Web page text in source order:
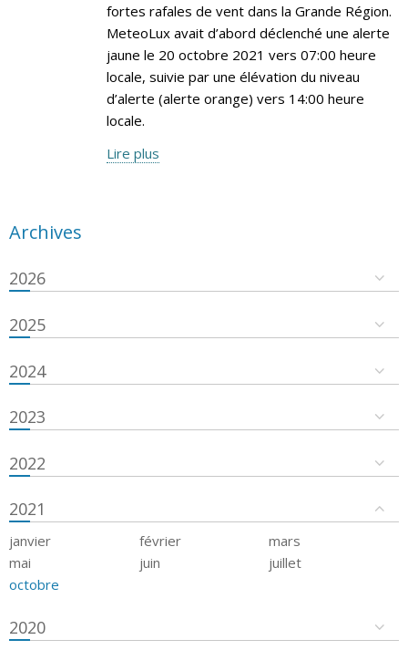
fortes rafales de vent dans la Grande Région.
MeteoLux avait d’abord déclenché une alerte
jaune le 20 octobre 2021 vers 07:00 heure
locale, suivie par une élévation du niveau
d’alerte (alerte orange) vers 14:00 heure
locale.
Lire plus
Archives
2026
2025
2024
2023
2022
2021
janvier février
mars
mai
juin
juillet
octobre
2020